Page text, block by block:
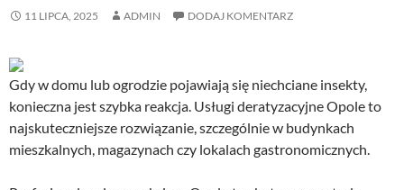
11 LIPCA, 2025 ADMIN DODAJ KOMENTARZ
Gdy w domu lub ogrodzie pojawiają się niechciane insekty,
konieczna jest szybka reakcja. Usługi deratyzacyjne Opole to
najskuteczniejsze rozwiązanie, szczególnie w budynkach
mieszkalnych, magazynach czy lokalach gastronomicznych.